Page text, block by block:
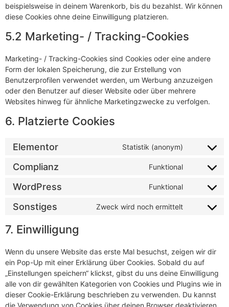
beispielsweise in deinem Warenkorb, bis du bezahlst. Wir können
diese Cookies ohne deine Einwilligung platzieren.
5.2 Marketing- / Tracking-Cookies
Marketing- / Tracking-Cookies sind Cookies oder eine andere
Form der lokalen Speicherung, die zur Erstellung von
Benutzerprofilen verwendet werden, um Werbung anzuzeigen
oder den Benutzer auf dieser Website oder über mehrere
Websites hinweg für ähnliche Marketingzwecke zu verfolgen.
6. Platzierte Cookies
Elementor Statistik (anonym)
Complianz Funktional
WordPress Funktional
Sonstiges Zweck wird noch ermittelt
7. Einwilligung
Wenn du unsere Website das erste Mal besuchst, zeigen wir dir
ein Pop-Up mit einer Erklärung über Cookies. Sobald du auf
„Einstellungen speichern“ klickst, gibst du uns deine Einwilligung
alle von dir gewählten Kategorien von Cookies und Plugins wie in
dieser Cookie-Erklärung beschrieben zu verwenden. Du kannst
die Verwendung von Cookies über deinen Browser deaktivieren,